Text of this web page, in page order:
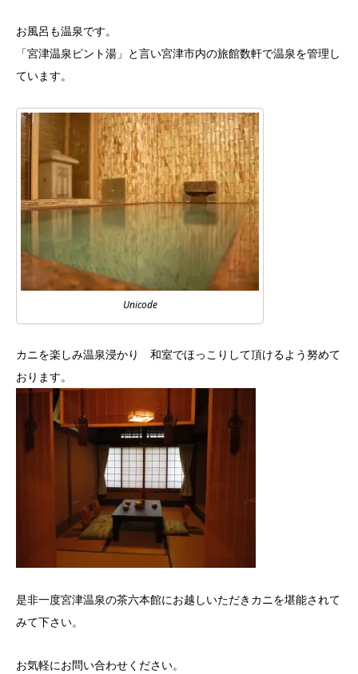
お風呂も温泉です。
「宮津温泉ピント湯」と言い宮津市内の旅館数軒で温泉を管理し
ています。
Unicode
カニを楽しみ温泉浸かり 和室でほっこりして頂けるよう努めて
おります。
是非一度宮津温泉の茶六本館にお越しいただきカニを堪能されて
みて下さい。
お気軽にお問い合わせください。